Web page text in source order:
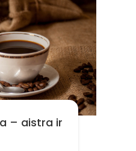
– aistra ir